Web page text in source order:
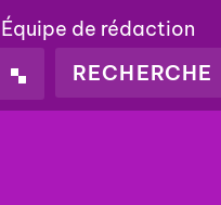
Équipe de rédaction